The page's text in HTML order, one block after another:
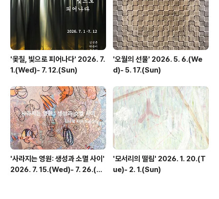
'옻칠, 빛으로 피어나다' 2026. 7.
1.(Wed)- 7. 12.(Sun)
'오월의 선물' 2026. 5. 6.(We
d)- 5. 17.(Sun)
'사라지는 영원: 생성과 소멸 사이'
2026. 7. 15.(Wed)- 7. 26.(Su
'모서리의 떨림' 2026. 1. 20.(T
ue)- 2. 1.(Sun)